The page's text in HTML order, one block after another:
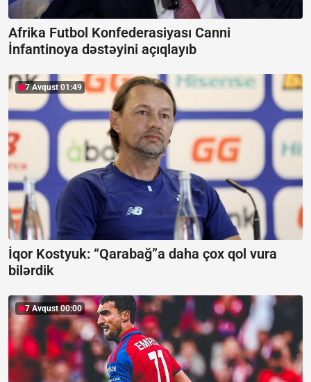
Afrika Futbol Konfederasiyası Canni
İnfantinoya dəstəyini açıqlayıb
7 Avqust 01:49
İqor Kostyuk: “Qarabağ”a daha çox qol vura
bilərdik
7 Avqust 00:00